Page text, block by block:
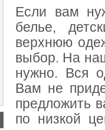
Если вам
белье,
верхнюю
выбор. На
нужно. Вся
Вам не
предложить
по низкой